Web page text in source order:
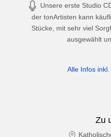
Unsere erste Studio
der tonArtisten kann
Stücke, mit sehr viel
ausgewählt
Alle Infos
Zu